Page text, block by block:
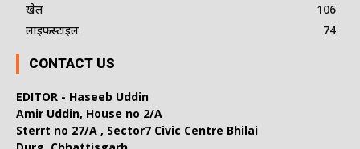
खेल
106
लाइफस्टाइल
74
CONTACT US
EDITOR - Haseeb Uddin
Amir Uddin, House no 2/A
Sterrt no 27/A , Sector7 Civic Centre Bhilai